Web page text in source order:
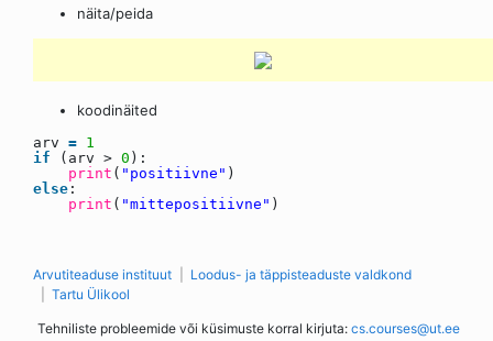
näita/peida
koodinäited
arv = 1
if
(arv > 0 ):
print ( "positiivne" )
else :
print ( "mittepositiivne" )
Arvutiteaduse instituut
Loodus- ja täppisteaduste valdkond
Tartu Ülikool
Tehniliste probleemide või küsimuste korral kirjuta: cs.courses@ut.ee